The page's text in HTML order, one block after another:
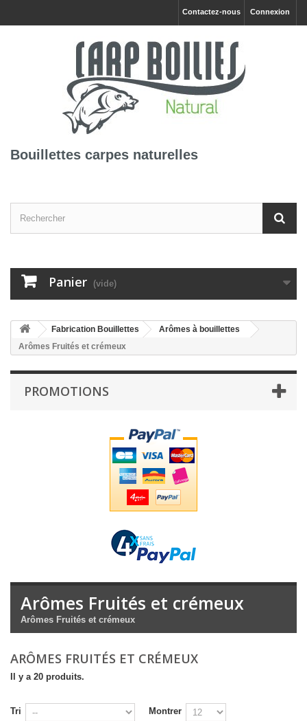
Connexion
Contactez-nous
Bouillettes carpes naturelles
Panier (vide)
Fabrication Bouillettes
Arômes à bouillettes
Arômes Fruités et crémeux
PROMOTIONS
Arômes Fruités et crémeux
Arômes Fruités et crémeux
ARÔMES FRUITÉS ET CRÉMEUX
Il y a 20 produits.
Tri
Montrer